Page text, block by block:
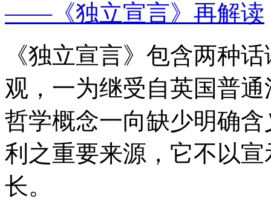
——《独立宣言》再解读
《独立宣言》包含两种
观，一为继受自英国普
哲学概念一向缺少明确
利之重要来源，它不以
长。